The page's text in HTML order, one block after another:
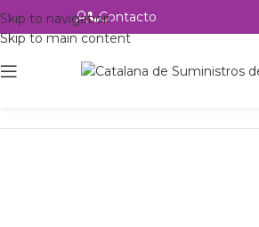
Skip to navigation
Skip to main content
Contacto